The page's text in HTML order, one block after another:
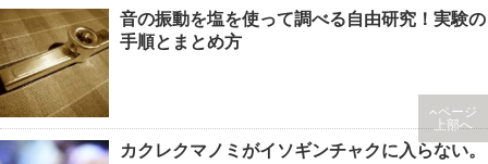
音の振動を塩を使って調べる自由研究！実験の
手順とまとめ方
カクレクマノミがイソギンチャクに入らない。
ページ
上部へ